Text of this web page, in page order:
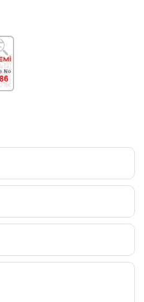
ünlü sanatçı Diego
anlatan duvar
Palacio Nacional
yerler
Antropoloji Müzesi’ni
eseri şüphesiz
Takvimi olarak bilinen
misafirlerimiz ile
Yemeği Dahil Değildir